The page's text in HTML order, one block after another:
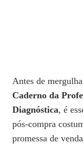
Antes de
Caderno da
Diagnóstica, é
pós‑compra
promessa de